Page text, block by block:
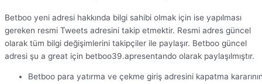
Betboo yeni adresi hakkında bilgi sahibi olmak için ise yapılması
gereken resmi Tweets adresini takip etmektir. Resmi adres güncel
olarak tüm bilgi değişimlerini takipçiler ile paylaşır. Betboo güncel
adresi şu a great için betboo39.apresentando olarak paylaşılmıştır.
Betboo para yatırma ve çekme giriş adresini kapatma